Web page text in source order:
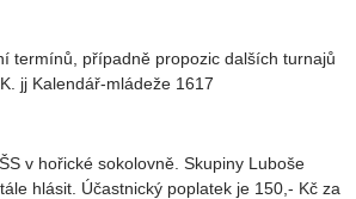
termínů, případně propozic dalších turnajů
jj Kalendář-mládeže 1617
v hořické sokolovně. Skupiny Luboše
hlásit. Účastnický poplatek je 150,- Kč za